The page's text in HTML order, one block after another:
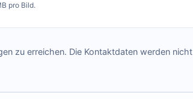
pro Bild.
zu erreichen. Die Kontaktdaten werden nicht